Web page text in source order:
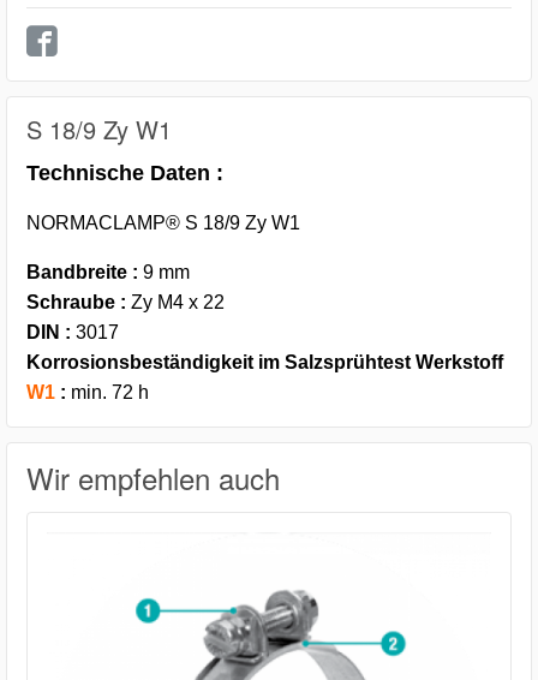
S 18/9 Zy W1
Technische Daten :
NORMACLAMP® S 18/9 Zy W1
Bandbreite : 9 mm
Schraube : Zy M4 x 22
DIN : 3017
Korrosionsbeständigkeit im Salzsprühtest Werkstoff
W1 : min. 72 h
Wir empfehlen auch